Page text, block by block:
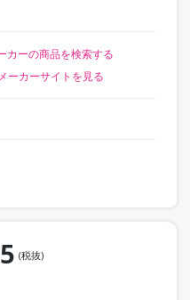
カーの商品を検索する
メーカーサイトを見る
(税抜)